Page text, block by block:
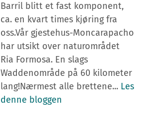
Barril blitt et fast komponent,
ca. en kvart times kjøring fra
oss.Vår gjestehus-Moncarapacho
har utsikt over naturområdet
Ria Formosa. En slags
Waddenområde på 60 kilometer
lang!Nærmest alle brettene... Les
denne bloggen